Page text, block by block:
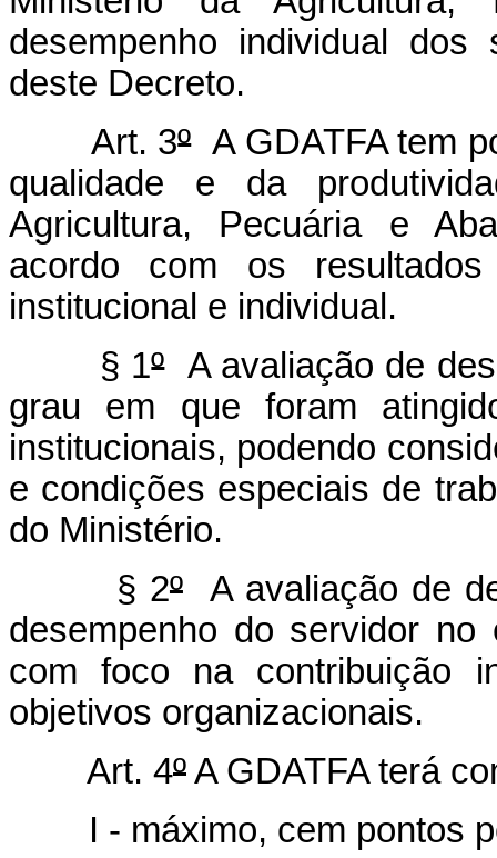
desempenho individual
deste Decreto.
Art. 3ºA GDATFA tem
qualidade e da
Agricultura, Pecuária e
acordo com os
institucional e individual.
§ 1ºA avaliação de
grau em que foram
institucionais, podendo
e condições especiais de
do Ministério.
§ 2ºA avaliação de
desempenho do servidor
com foco na contribuição
objetivos organizacionais.
Art. 4ºA GDATFA terá
I - máximo, cem pontos